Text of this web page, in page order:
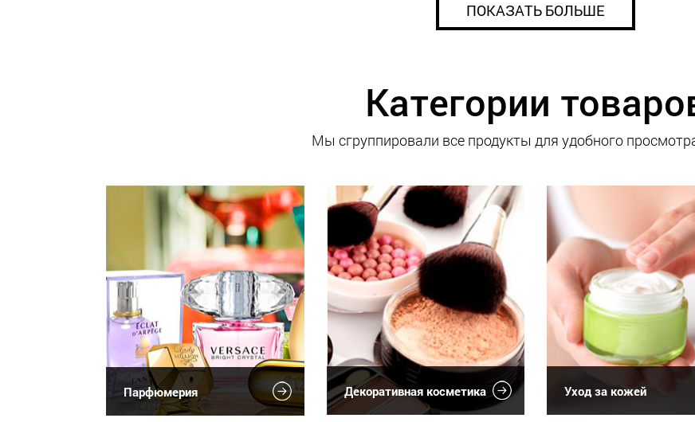
ПОКАЗАТЬ БОЛЬШЕ
Категории
Мы сгруппировали все продукты для удобного
Парфюмерия Декоративная косметика Уход за кожей